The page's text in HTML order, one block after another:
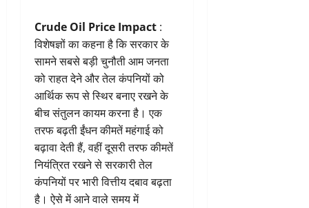
Crude Oil Price Impact :
विशेषज्ञों का कहना है कि सरकार के
सामने सबसे बड़ी चुनौती आम जनता
को राहत देने और तेल कंपनियों को
आर्थिक रूप से स्थिर बनाए रखने के
बीच संतुलन कायम करना है। एक
तरफ बढ़ती ईंधन कीमतें महंगाई को
बढ़ावा देती हैं, वहीं दूसरी तरफ कीमतें
नियंत्रित रखने से सरकारी तेल
कंपनियों पर भारी वित्तीय दबाव बढ़ता
है। ऐसे में आने वाले समय में